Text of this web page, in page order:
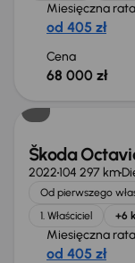
Miesięczna rata
od 405 zł
Cena
68 000 zł
Możliwość
Škoda
2022104 297 km
Od pierwszego
1. Właściciel
+6
Miesięczna rata
od 405 zł